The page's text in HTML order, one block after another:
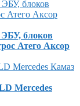
блоков
Атего Аксор
Mercedes